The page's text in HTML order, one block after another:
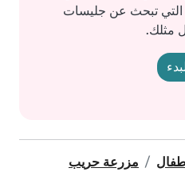
التي تبحث عن جليسات
مثلك.
مزرعة حريب